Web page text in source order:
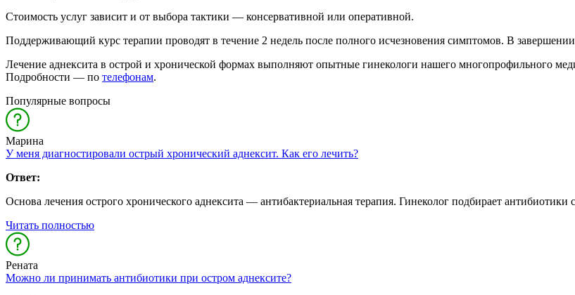
Стоимость услуг зависит и от выбора тактики — консервативной или оперативной.
Поддерживающий курс терапии проводят в течение 2 недель после полного исчезновения симптомов. В
Лечение аднексита в острой и хронической формах выполняют опытные гинекологи нашего многопрофильного
Подробности — по телефонам.
Популярные вопросы
Марина
У меня диагностировали острый хронический аднексит. Как его лечить?
Ответ:
Основа лечения острого хронического аднексита — антибактериальная терапия. Гинеколог подбирает антибиотики
Читать полностью
Рената
Можно ли принимать антибиотики при остром аднексите?